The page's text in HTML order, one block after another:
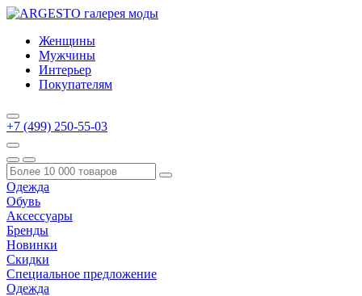
Женщины
Мужчины
Интерьер
Покупателям
+7 (499) 250-55-03
Одежда
Обувь
Аксессуары
Бренды
Новинки
Скидки
Специальное предложение
Одежда